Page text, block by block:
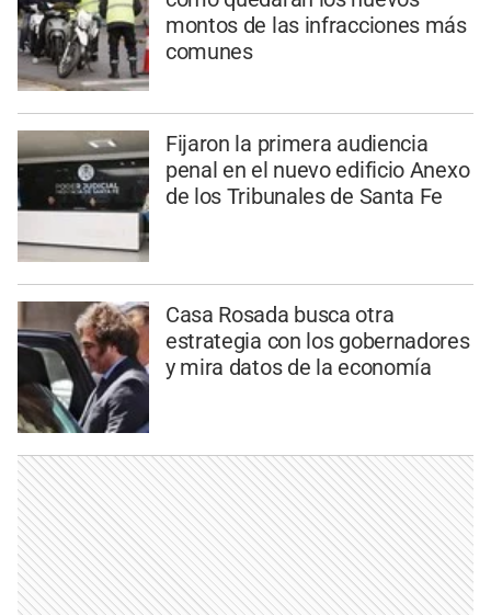
montos de las infracciones más
comunes
Fijaron la primera audiencia
penal en el nuevo edificio Anexo
de los Tribunales de Santa Fe
Casa Rosada busca otra
estrategia con los gobernadores
y mira datos de la economía